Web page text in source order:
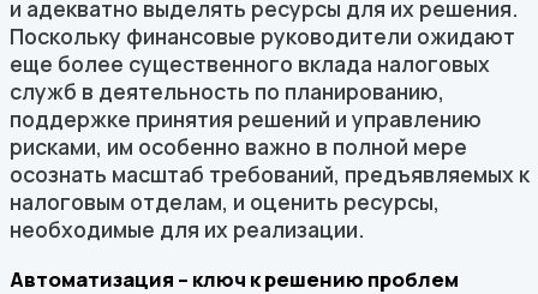
и адекватно выделять ресурсы для их решения.
Поскольку финансовые руководители ожидают
еще более существенного вклада налоговых
служб в деятельность по планированию,
поддержке принятия решений и управлению
рисками, им особенно важно в полной мере
осознать масштаб требований, предъявляемых к
налоговым отделам, и оценить ресурсы,
необходимые для их реализации.
Автоматизация – ключ к решению проблем